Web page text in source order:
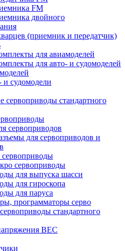
FM
двойного
(приемник и передатчик)
для авиамоделей
для авто- и судомоделей
судомодели
сервоприводы стандартного
сервоприводов
для сервоприводов и
сервоприводы
сервоприводы
для выпуска шасси
для гироскопа
для паруса
программаторы серво
стандартного
BEC